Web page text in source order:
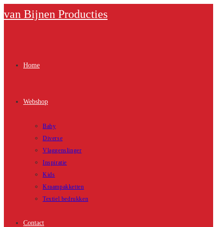
naar
van Bijnen Producties
Home
Webshop
Baby
Diverse
Vlaggenslinger
Inspiratie
Kids
Kraampakketten
Textiel bedrukken
Contact